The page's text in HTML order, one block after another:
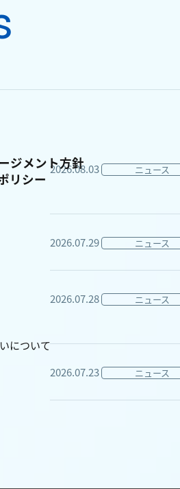
ジメント方針
リシー
について
2026.08.03 ニュース
2026.07.29 ニュース
2026.07.28 ニュース
2026.07.23 ニュース